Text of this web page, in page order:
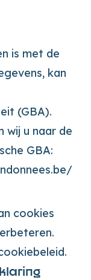
is met de
kan
(GBA).
wij u naar de
GBA:
cookies